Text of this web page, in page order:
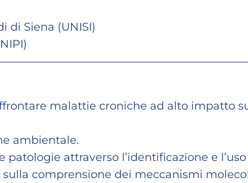
di Siena (UNISI)
malattie croniche ad alto impatto
ambientale.
attraverso l’identificazione e
comprensione dei meccanismi